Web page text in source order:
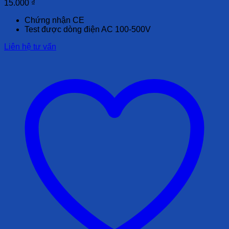
15.000 ₫
Chứng nhận CE
Test được dòng điện AC 100-500V
Liên hệ tư vấn